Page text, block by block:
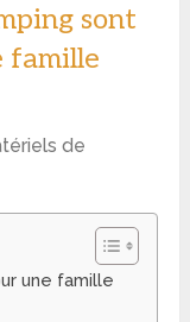
sont
famille
de
une famille